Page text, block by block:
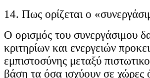
14. Πως ορίζεται ο
Ο ορισμός του συνεργάσιμου
κριτηρίων και ενεργειών
εμπιστοσύνης μεταξύ
βάση τα όσα ισχύουν σε χώρες